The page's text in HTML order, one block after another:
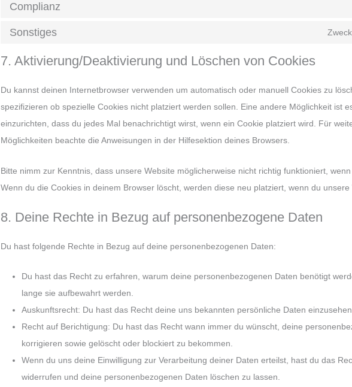
Complianz
Sonstiges
7. Aktivierung/Deaktivierung und Löschen von Cookies
Du kannst deinen Internetbrowser verwenden um automatisch oder manuell Cookies zu
spezifizieren ob spezielle Cookies nicht platziert werden sollen. Eine andere Möglichkeit ist
einzurichten, dass du jedes Mal benachrichtigt wirst, wenn ein Cookie platziert wird. Für
Möglichkeiten beachte die Anweisungen in der Hilfesektion deines Browsers.
Bitte nimm zur Kenntnis, dass unsere Website möglicherweise nicht richtig funktioniert,
Wenn du die Cookies in deinem Browser löscht, werden diese neu platziert, wenn du unsere
8. Deine Rechte in Bezug auf personenbezogene Daten
Du hast folgende Rechte in Bezug auf deine personenbezogenen Daten:
Du hast das Recht zu erfahren, warum deine personenbezogenen Daten benötigt
lange sie aufbewahrt werden.
Auskunftsrecht: Du hast das Recht deine uns bekannten persönliche Daten
Recht auf Berichtigung: Du hast das Recht wann immer du wünscht, deine
korrigieren sowie gelöscht oder blockiert zu bekommen.
Wenn du uns deine Einwilligung zur Verarbeitung deiner Daten erteilst, hast du das
widerrufen und deine personenbezogenen Daten löschen zu lassen.